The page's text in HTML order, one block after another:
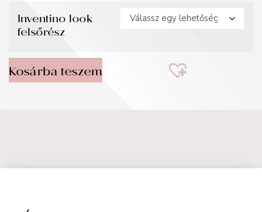
Inventino look
felsőrész
Kosárba teszem